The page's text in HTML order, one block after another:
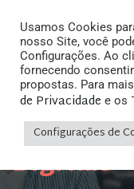
Planos
Jurídica
Digitais
Usamos Cookies
nosso Site, você
Configurações. Ao
fornecendo
propostas. Para
de Privacidade e os
Configurações de